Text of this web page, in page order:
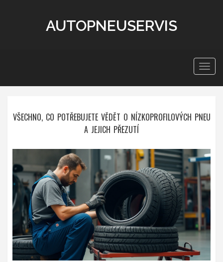
AUTOPNEUSERVIS
VŠECHNO, CO POTŘEBUJETE VĚDĚT O NÍZKOPROFILOVÝCH PNEU
A JEJICH PŘEZUTÍ